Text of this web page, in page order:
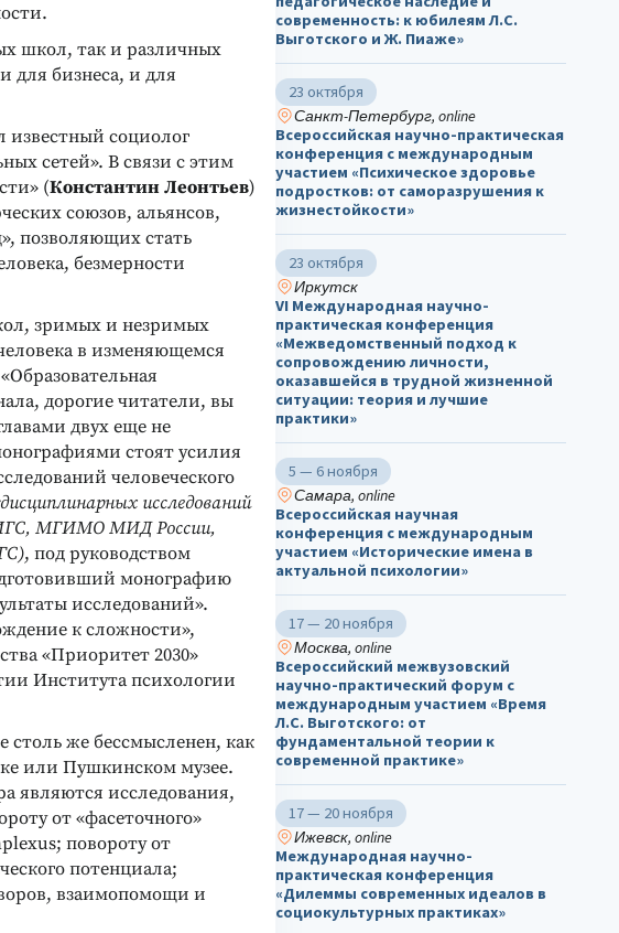
школ, так и различных
для бизнеса, и для
социолог
сетей». В связи с этим
(Константин Леонтьев)
союзов, альянсов,
позволяющих стать
безмерности
зримых и незримых
в изменяющемся
дорогие читатели, вы
двух еще не
стоят усилия
человеческого
исследований
МГИМО МИД России,
, под руководством
монографию
исследований».
к сложности»,
«Приоритет 2030»
Института психологии
столь же бессмысленен, как
или Пушкинском музее.
являются исследования,
от «фасеточного»
повороту от
потенциала;
взаимопомощи и
современность: к юбилеям Л.С.
Выготского и Ж. Пиаже»
23 октября
Санкт-Петербург, online
Всероссийская научно-практическая
конференция с международным
участием «Психическое здоровье
подростков: от саморазрушения к
жизнестойкости»
23 октября
Иркутск
VI Международная научно-
практическая конференция
«Межведомственный подход к
сопровождению личности,
оказавшейся в трудной жизненной
ситуации: теория и лучшие
практики»
5 — 6 ноября
Самара, online
Всероссийская научная
конференция с международным
участием «Исторические имена в
актуальной психологии»
17 — 20 ноября
Москва, online
Всероссийский межвузовский
научно-практический форум с
международным участием «Время
Л.С. Выготского: от
фундаментальной теории к
современной практике»
17 — 20 ноября
Ижевск, online
Международная научно-
практическая конференция
«Дилеммы современных идеалов в
социокультурных практиках»